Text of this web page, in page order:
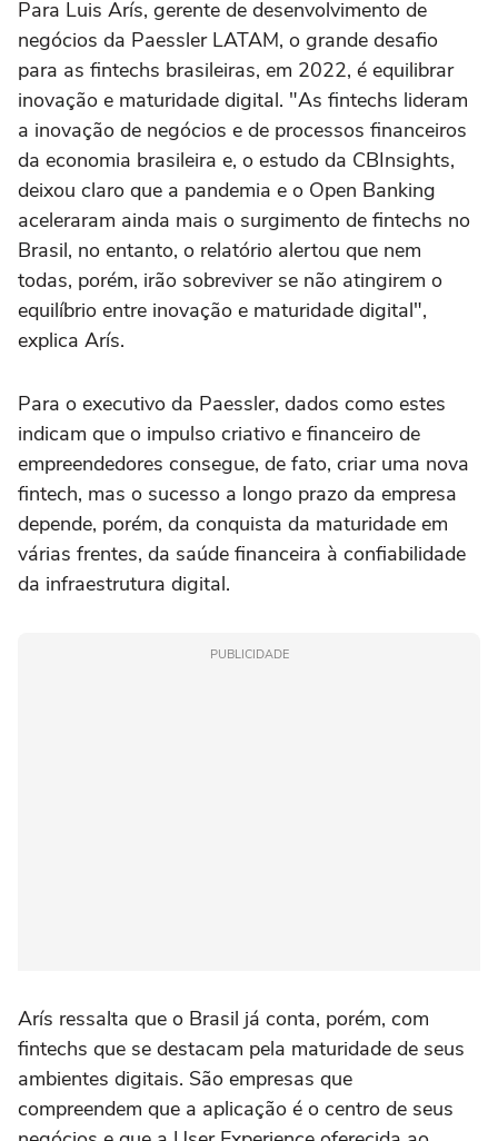
Para Luis Arís, gerente de desenvolvimento de
negócios da Paessler LATAM, o grande desafio
para as fintechs brasileiras, em 2022, é equilibrar
inovação e maturidade digital. "As fintechs lideram
a inovação de negócios e de processos financeiros
da economia brasileira e, o estudo da CBInsights,
deixou claro que a pandemia e o Open Banking
aceleraram ainda mais o surgimento de fintechs no
Brasil, no entanto, o relatório alertou que nem
todas, porém, irão sobreviver se não atingirem o
equilíbrio entre inovação e maturidade digital",
explica Arís.
Para o executivo da Paessler, dados como estes
indicam que o impulso criativo e financeiro de
empreendedores consegue, de fato, criar uma nova
fintech, mas o sucesso a longo prazo da empresa
depende, porém, da conquista da maturidade em
várias frentes, da saúde financeira à confiabilidade
da infraestrutura digital.
PUBLICIDADE
Arís ressalta que o Brasil já conta, porém, com
fintechs que se destacam pela maturidade de seus
ambientes digitais. São empresas que
compreendem que a aplicação é o centro de seus